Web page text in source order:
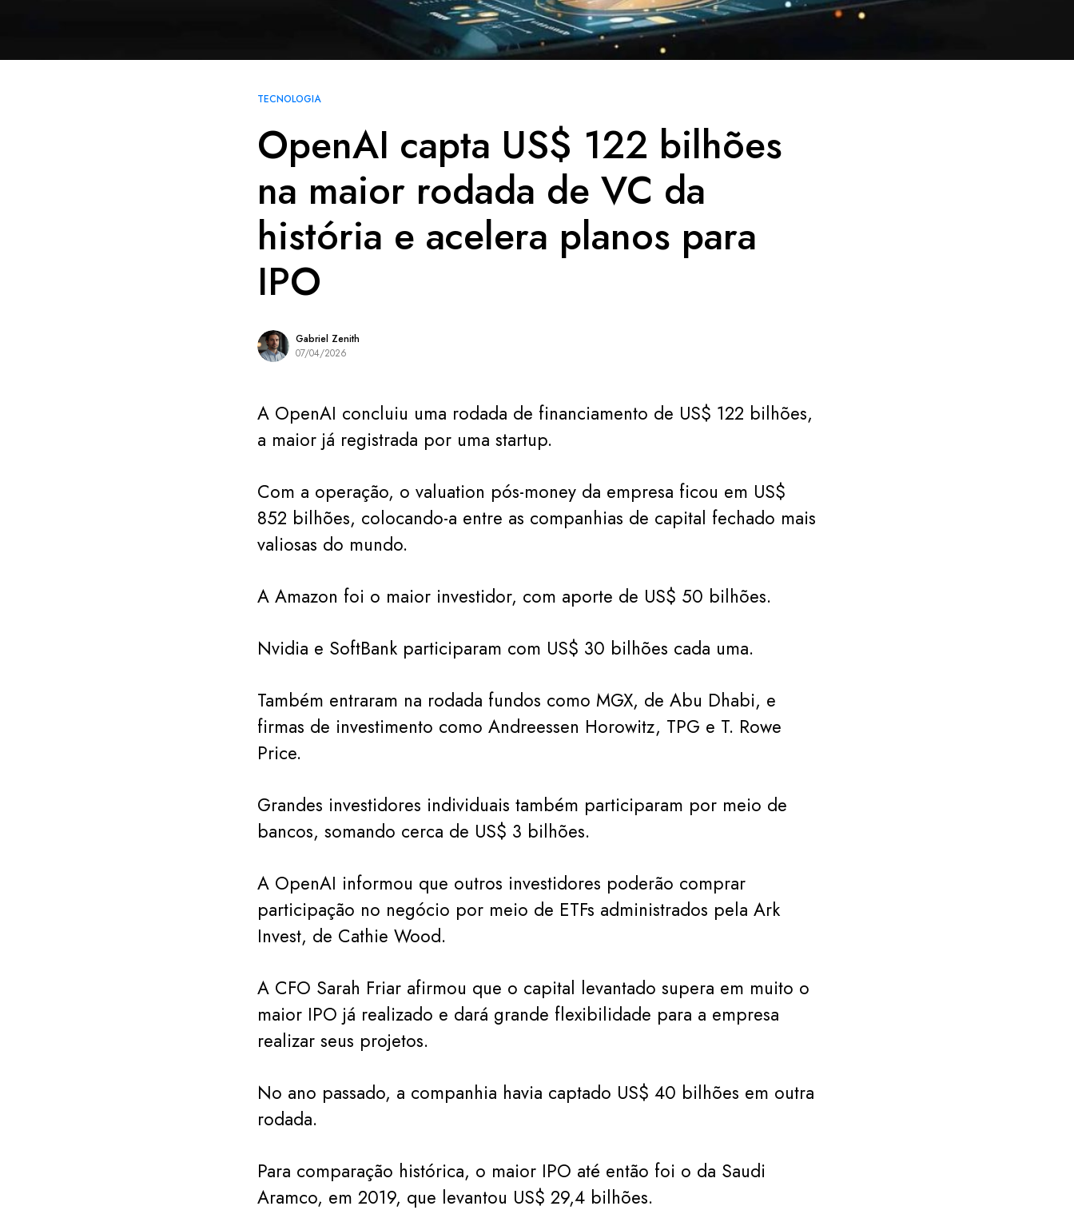
TECNOLOGIA
OpenAI capta US$ 122 bilhões
na maior rodada de VC da
história e acelera planos para
IPO
Gabriel Zenith
07/04/2026
A OpenAI concluiu uma rodada de financiamento de US$ 122 bilhões,
a maior já registrada por uma startup.
Com a operação, o valuation pós-money da empresa ficou em US$
852 bilhões, colocando-a entre as companhias de capital fechado mais
valiosas do mundo.
A Amazon foi o maior investidor, com aporte de US$ 50 bilhões.
Nvidia e SoftBank participaram com US$ 30 bilhões cada uma.
Também entraram na rodada fundos como MGX, de Abu Dhabi, e
firmas de investimento como Andreessen Horowitz, TPG e T. Rowe
Price.
Grandes investidores individuais também participaram por meio de
bancos, somando cerca de US$ 3 bilhões.
A OpenAI informou que outros investidores poderão comprar
participação no negócio por meio de ETFs administrados pela Ark
Invest, de Cathie Wood.
A CFO Sarah Friar afirmou que o capital levantado supera em muito o
maior IPO já realizado e dará grande flexibilidade para a empresa
realizar seus projetos.
No ano passado, a companhia havia captado US$ 40 bilhões em outra
rodada.
Para comparação histórica, o maior IPO até então foi o da Saudi
Aramco, em 2019, que levantou US$ 29,4 bilhões.